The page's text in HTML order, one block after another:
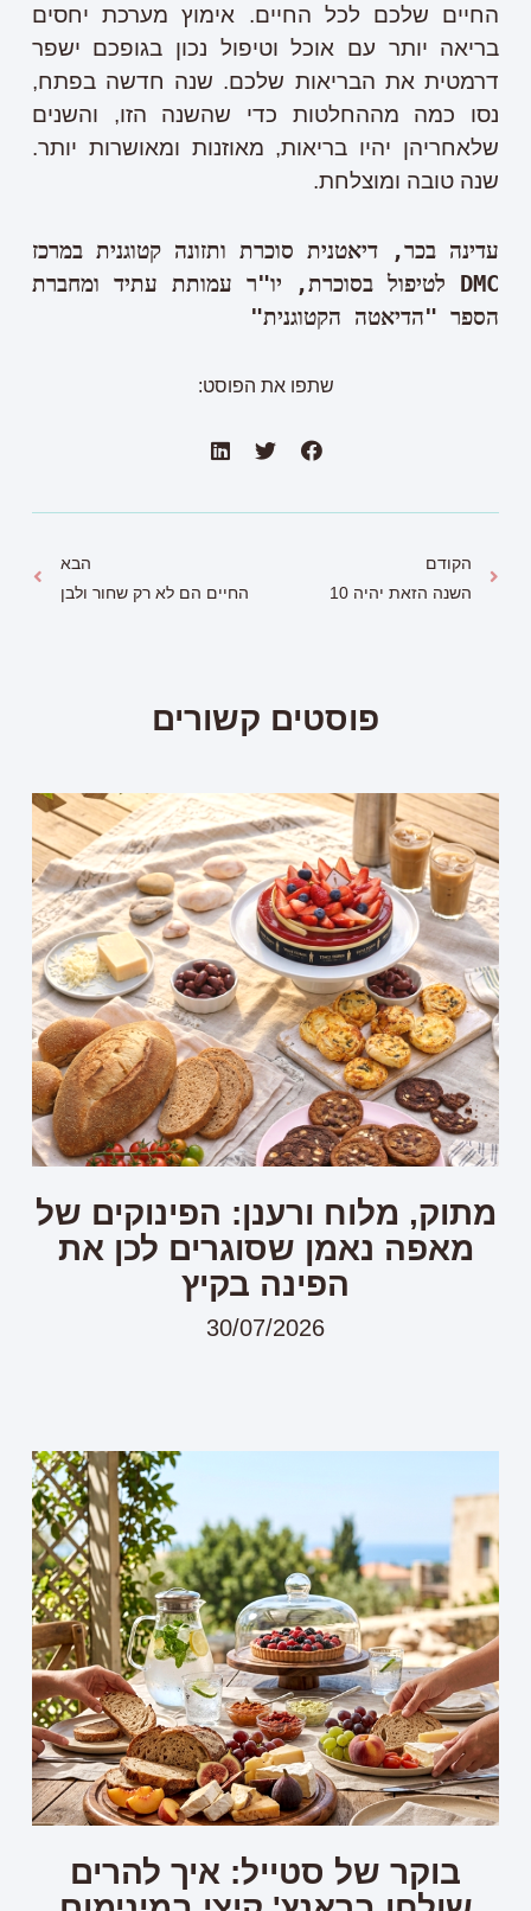
החיים שלכם לכל החיים. אימוץ מערכת יחסים
בריאה יותר עם אוכל וטיפול נכון בגופכם ישפר
דרמטית את הבריאות שלכם. שנה חדשה בפתח,
נסו כמה מההחלטות כדי שהשנה הזו, והשנים
שלאחריהן יהיו בריאות, מאוזנות ומאושרות יותר.
שנה טובה ומוצלחת.
עדינה בכר, דיאטנית סוכרת ותזונה קטוגנית במרכז
DMC
הספר "הדיאטה הקטוגנית"
שתפו את הפוסט:
הקודם
השנה הזאת יהיה 10
הבא
החיים הם לא רק שחור ולבן
פוסטים קשורים
מתוק, מלוח ורענן: הפינוקים של
מאפה נאמן שסוגרים לכן את
הפינה בקיץ
30/07/2026
בוקר של סטייל: איך להרים